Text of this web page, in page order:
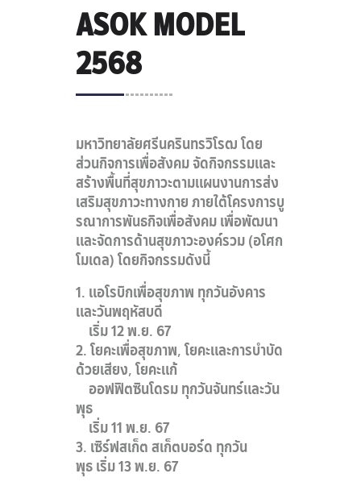
ASOK MODEL
2568
มหาวิทยาลัยศรีนครินทรวิโรฒ โดย
ส่วนกิจการเพื่อสังคม จัดกิจกรรมและ
สร้างพื้นที่สุขภาวะตามแผนงานการส่ง
เสริมสุขภาวะทางกาย ภายใต้โครงการบู
รณาการพันธกิจเพื่อสังคม เพื่อพัฒนา
และจัดการด้านสุขภาวะองค์รวม (อโศก
โมเดล) โดยกิจกรรมดังนี้
1. แอโรบิกเพื่อสุขภาพ ทุกวันอังคาร
และวันพฤหัสบดี
เริ่ม 12 พ.ย. 67
2. โยคะเพื่อสุขภาพ, โยคะและการบำบัด
ด้วยเสียง, โยคะแก้
ออฟฟิตซินโดรม ทุกวันจันทร์และวัน
พุธ
เริ่ม 11 พ.ย. 67
3. เซิร์ฟสเก็ต สเก็ตบอร์ด ทุกวัน
พุธเริ่ม 13 พ.ย. 67